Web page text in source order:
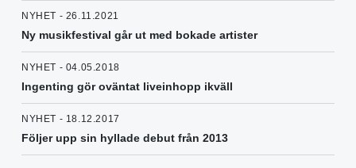
NYHET - 26.11.2021
Ny musikfestival går ut med bokade artister
NYHET - 04.05.2018
Ingenting gör oväntat liveinhopp ikväll
NYHET - 18.12.2017
Följer upp sin hyllade debut från 2013